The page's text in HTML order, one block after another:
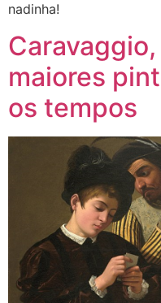
nadinha!
maiores
os tempos